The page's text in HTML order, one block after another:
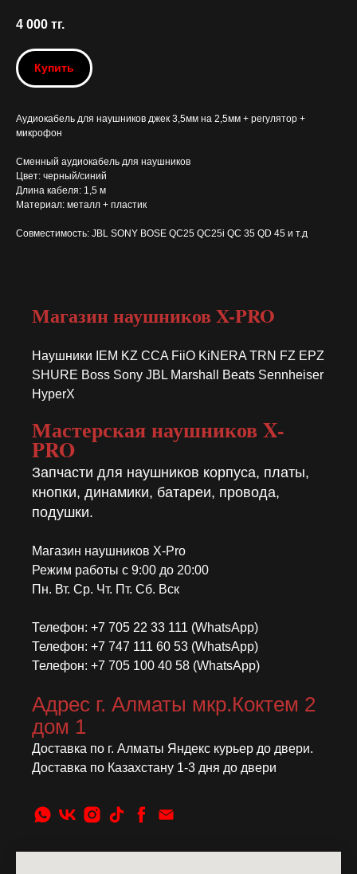
4 000 тг.
Купить
Аудиокабель для наушников джек 3,5мм на 2,5мм + регулятор +
микрофон
Сменный аудиокабель для наушников
Цвет: черный/синий
Длина кабеля: 1,5 м
Материал: металл + пластик
Совместимость: JBL SONY BOSE QC25 QC25i QC 35 QD 45 и т.д
Магазин наушников X-PRO
Наушники IEM KZ CCA FiiO KiNERA TRN FZ EPZ
SHURE Boss Sony JBL Marshall Beats Sennheiser
HyperX
Мастерская наушников X-
PRO
Запчасти для наушников корпуса, платы,
кнопки, динамики, батареи, провода,
подушки.
Магазин наушников X-Pro
Режим работы с 9:00 до 20:00
Пн. Вт. Ср. Чт. Пт. Сб. Вск
Телефон: +7 705 22 33 111 (WhatsApp)
Телефон: +7 747 111 60 53 (WhatsApp)
Телефон: +7 705 100 40 58 (WhatsApp)
Адрес г. Алматы мкр.Коктем 2
дом 1
Доставка по г. Алматы Яндекс курьер до двери.
Доставка по Казахстану 1-3 дня до двери